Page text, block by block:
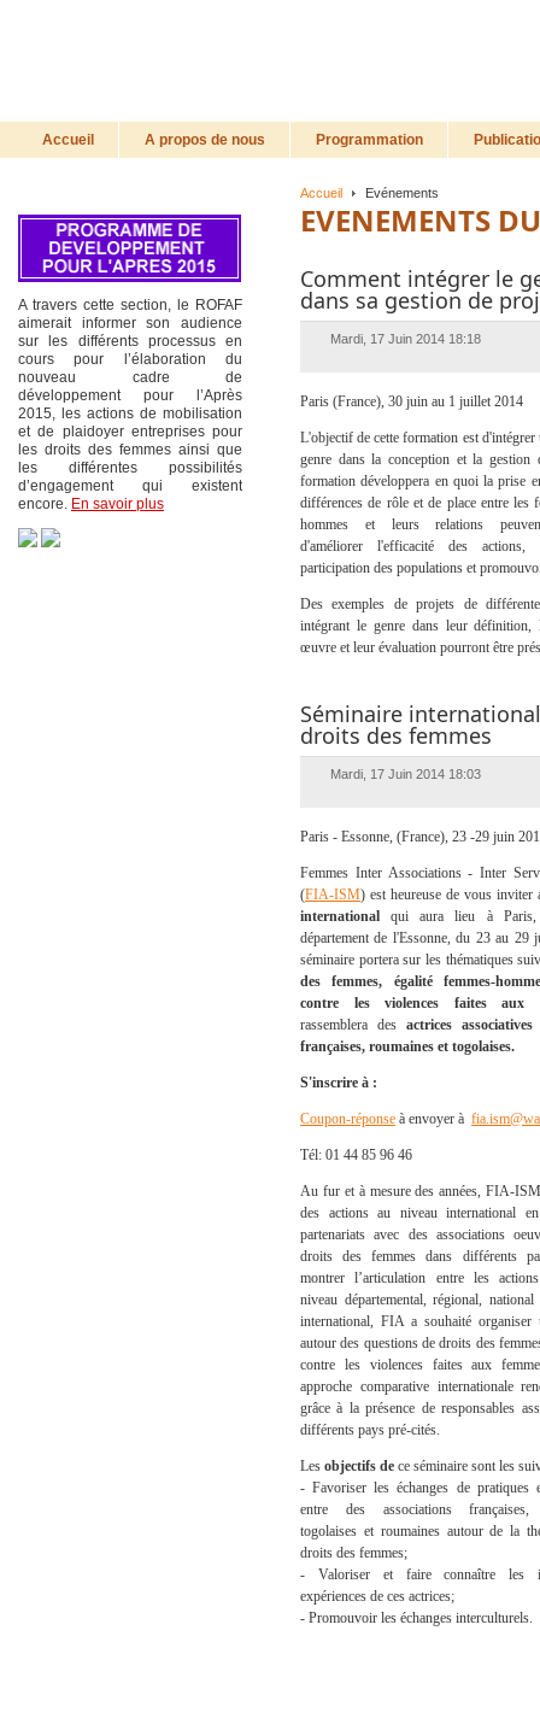
Accueil A propos de nous Programmation
Accueil Evénements
EVENEMENTS
Comment intégrer le
dans sa gestion de
Mardi, 17 Juin 2014 18:18
Paris (France), 30 juin au 1 juillet 2014
L'objectif de cette formation est d'intégrer
genre dans la conception et la gestion
formation développera en quoi la prise
différences de rôle et de place entre les
hommes et leurs relations
d'améliorer l'efficacité des actions,
participation des populations et
Des exemples de projets de
intégrant le genre dans leur définition,
œuvre et leur évaluation pourront être
Séminaire
droits des femmes
Mardi, 17 Juin 2014 18:03
Paris - Essonne, (France), 23 -29 juin
Femmes Inter Associations - Inter
(FIA-ISM) est heureuse de vous inviter
internationalqui aura lieu à
département de l'Essonne, du 23 au 29
séminaire portera sur les thématiques
des femmes, égalité femmes-
contre les violences faites aux
rassemblera des actrices associatives
françaises, roumaines et togolaises.
S'inscrire à :
Coupon-réponse à envoyer à
Tél: 01 44 85 96 46
Au fur et à mesure des années, FIA-
des actions au niveau international
partenariats avec des associations
droits des femmes dans différents
montrer l’articulation entre les
niveau départemental, régional,
international, FIA a souhaité organiser
autour des questions de droits des
contre les violences faites aux
approche comparative internationale
grâce à la présence de responsables
différents pays pré-cités.
Les objectifs de ce séminaire sont les
- Favoriser les échanges de pratiques
entre des associations françaises,
togolaises et roumaines autour de la
droits des femmes;
- Valoriser et faire connaître les
expériences de ces actrices;
- Promouvoir les échanges interculturels.
A travers cette section, le ROFAF
aimerait informer son audience
sur les différents processus en
cours pour l’élaboration du
nouveau cadre de
développement pour l’Après
2015, les actions de mobilisation
et de plaidoyer entreprises pour
les droits des femmes ainsi que
les différentes possibilités
d’engagement qui existent
encore. En savoir plus